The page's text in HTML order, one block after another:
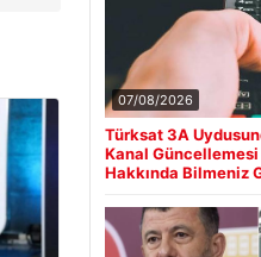
07/08/2026
Türksat 3A
Kanal
Hakkında Bilmeniz